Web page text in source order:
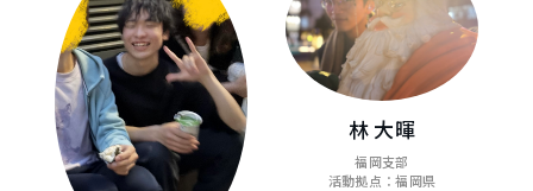
林 大暉
福岡支部
活動拠点：福岡県